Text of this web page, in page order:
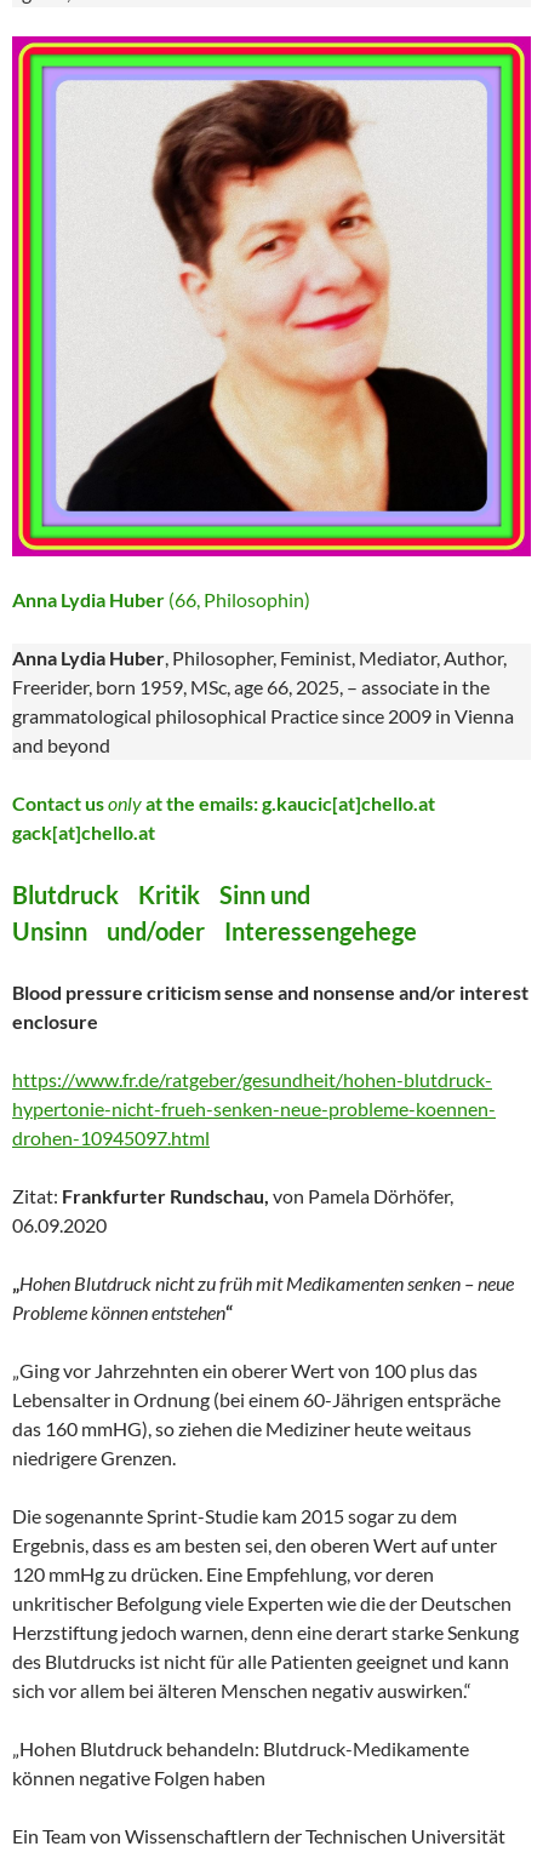
Anna Lydia Huber (66, Philosophin)
Anna Lydia Huber, Philosopher, Feminist, Mediator, Author,
Freerider, born 1959, MSc, age 66, 2025, – associate in the
grammatological philosophical Practice since 2009 in Vienna
and beyond
Contact usonlyat the emails: g.kaucic[at]chello.at
gack[at]chello.at
Blutdruck Kritik Sinn und
Unsinn und/oder Interessengehege
Blood pressure criticism sense and nonsense and/or interest
enclosure
https://www.fr.de/ratgeber/gesundheit/hohen-blutdruck-
hypertonie-nicht-frueh-senken-neue-probleme-koennen-
drohen-10945097.html
Zitat: Frankfurter Rundschau, von Pamela Dörhöfer,
06.09.2020
„Hohen Blutdruck nicht zu früh mit Medikamenten senken – neue
Probleme können entstehen“
„Ging vor Jahrzehnten ein oberer Wert von 100 plus das
Lebensalter in Ordnung (bei einem 60-Jährigen entspräche
das 160 mmHG), so ziehen die Mediziner heute weitaus
niedrigere Grenzen.
Die sogenannte Sprint-Studie kam 2015 sogar zu dem
Ergebnis, dass es am besten sei, den oberen Wert auf unter
120 mmHg zu drücken. Eine Empfehlung, vor deren
unkritischer Befolgung viele Experten wie die der Deutschen
Herzstiftung jedoch warnen, denn eine derart starke Senkung
des Blutdrucks ist nicht für alle Patienten geeignet und kann
sich vor allem bei älteren Menschen negativ auswirken.“
„Hohen Blutdruck behandeln: Blutdruck-Medikamente
können negative Folgen haben
Ein Team von Wissenschaftlern der Technischen Universität